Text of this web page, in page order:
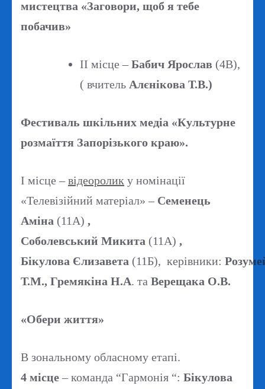
мистецтва «Заговори, щоб я тебе
побачив»
ІІ місце – Бабич Ярослав (4В),
( вчитель Алєнікова Т.В.)
Фестиваль шкільних медіа «Культурне
розмаїття Запорізького краю».
І місце – відеоролик у номінації
«Телевізійний матеріал» – Семенець
Аміна (11А) ,
Соболевський Микита (11А) ,
Бікулова Єлизавета (11Б), керівники:
Т.М., Гремякіна Н.А. та Верещака О.В.
«Обери життя»
В зональному обласному етапі.
4 місце – команда “Гармонія “: Бікулова